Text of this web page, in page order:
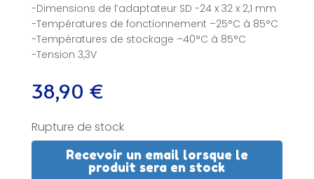
-Dimensions de l’adaptateur SD -24 x 32 x 2,1 mm
-Températures de fonctionnement –25°C à 85°C
-Températures de stockage –40°C à 85°C
-Tension 3,3V
38,90 €
Rupture de stock
Recevoir un email lorsque le
produit sera en stock